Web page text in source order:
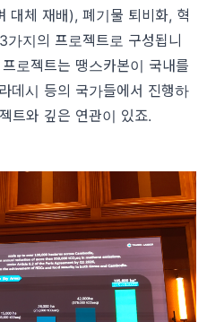
대체 재배), 폐기물 퇴비화, 혁
가지의 프로젝트로 구성됩니
로젝트는 땡스카본이 국내를
데시 등의 국가들에서 진행하
트와 깊은 연관이 있죠.